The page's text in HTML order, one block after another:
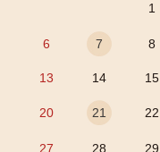
1
6 7 8
13 14 15
20 21 22
27 28 29